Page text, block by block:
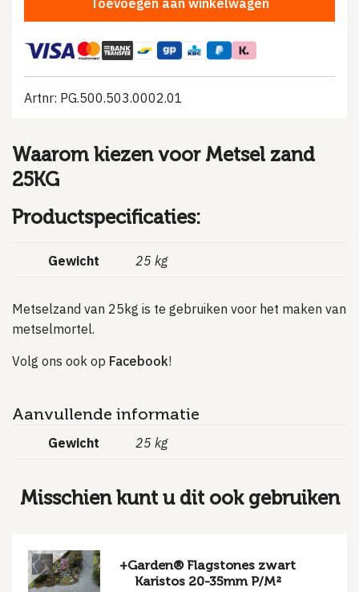
Artnr: PG.500.503.0002.01
Waarom kiezen voor Metsel zand
25KG
Productspecificaties:
Gewicht 25 kg
Metselzand van 25kg is te gebruiken voor het maken van
metselmortel.
Volg ons ook op Facebook!
Aanvullende informatie
Gewicht 25 kg
Misschien kunt u dit ook gebruiken
+Garden® Flagstones zwart
Karistos 20-35mm P/M²